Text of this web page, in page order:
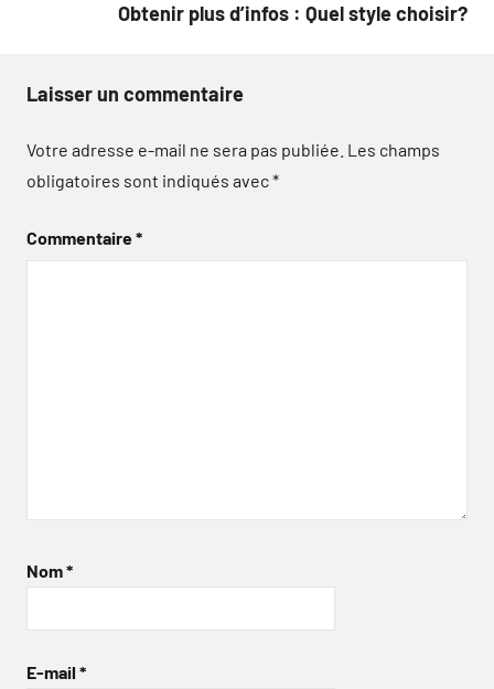
Obtenir plus d’infos : Quel style choisir?
Laisser un commentaire
Votre adresse e-mail ne sera pas publiée. Les champs
obligatoires sont indiqués avec*
Commentaire*
Nom*
E-mail *